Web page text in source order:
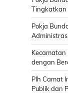
Tingkatkan
Pokja
Kecamatan
dengan
Plh Camat
Publik dan